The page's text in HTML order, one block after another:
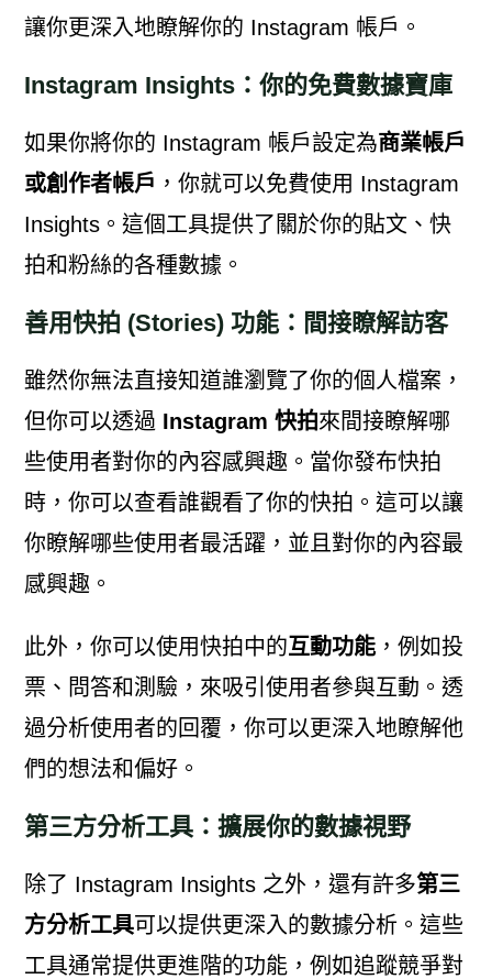
讓你更深入地瞭解你的 Instagram 帳戶。
Instagram Insights：你的免費數據寶庫
如果你將你的 Instagram 帳戶設定為商業帳戶
或創作者帳戶 ，你就可以免費使用 Instagram
Insights。這個工具提供了關於你的貼文、快
拍和粉絲的各種數據。
善用快拍 (Stories) 功能：間接瞭解訪客
雖然你無法直接知道誰瀏覽了你的個人檔案，
但你可以透過 Instagram 快拍來間接瞭解哪
些使用者對你的內容感興趣。當你發布快拍
時，你可以查看誰觀看了你的快拍。這可以讓
你瞭解哪些使用者最活躍，並且對你的內容最
感興趣。
此外，你可以使用快拍中的互動功能，例如投
票、問答和測驗，來吸引使用者參與互動。透
過分析使用者的回覆，你可以更深入地瞭解他
們的想法和偏好。
第三方分析工具：擴展你的數據視野
除了 Instagram Insights 之外，還有許多第三
方分析工具可以提供更深入的數據分析。這些
工具通常提供更進階的功能，例如追蹤競爭對